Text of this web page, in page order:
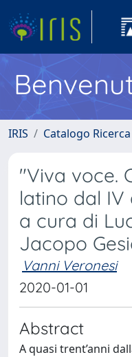
IRIS Catalogo Ricerca
"Viva voce.
latino dal IV
a cura di
Jacopo
Vanni Veronesi
2020-01-01
Abstract
A quasi trent’anni